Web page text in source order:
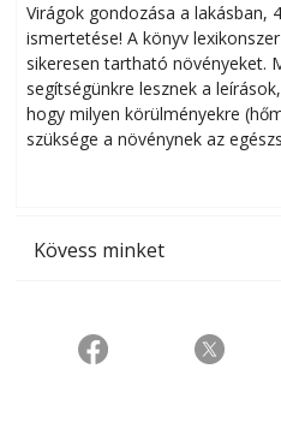
Virágok gondozása a lakásban,
ismertetése! A könyv
sikeresen tart­ha­tó növényeket.
segítségünkre lesznek a
hogy milyen körülményekre
szüksége a növénynek az
Kövess minket